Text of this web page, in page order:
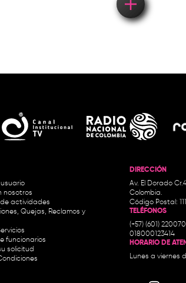
nosotros
actividades
Quejas, Reclamos y
funcionarios
solicitud
DIRECCIÓN
Av. El Dorado
Colombia.
Código Postal:
TELÉFONOS
(+57) (601)
018000123414
HORARIO DE
Lunes a viernes